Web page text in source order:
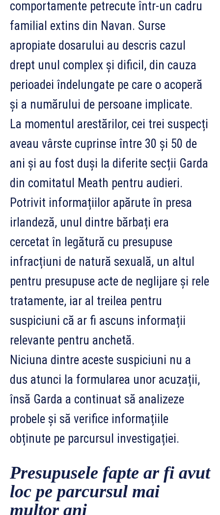
comportamente petrecute într-un cadru
familial extins din Navan. Surse
apropiate dosarului au descris cazul
drept unul complex și dificil, din cauza
perioadei îndelungate pe care o acoperă
și a numărului de persoane implicate.
La momentul arestărilor, cei trei suspecți
aveau vârste cuprinse între 30 și 50 de
ani și au fost duși la diferite secții Garda
din comitatul Meath pentru audieri.
Potrivit informațiilor apărute în presa
irlandeză, unul dintre bărbați era
cercetat în legătură cu presupuse
infracțiuni de natură sexuală, un altul
pentru presupuse acte de neglijare și rele
tratamente, iar al treilea pentru
suspiciuni că ar fi ascuns informații
relevante pentru anchetă.
Niciuna dintre aceste suspiciuni nu a
dus atunci la formularea unor acuzații,
însă Garda a continuat să analizeze
probele și să verifice informațiile
obținute pe parcursul investigației.
Presupusele fapte ar fi avut
loc pe parcursul mai
multor ani